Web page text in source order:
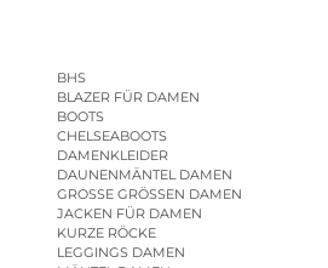
BHS
BLAZER FÜR DAMEN
BOOTS
CHELSEABOOTS
DAMENKLEIDER
DAUNENMÄNTEL DAMEN
GROSSE GRÖSSEN DAMEN
JACKEN FÜR DAMEN
KURZE RÖCKE
LEGGINGS DAMEN